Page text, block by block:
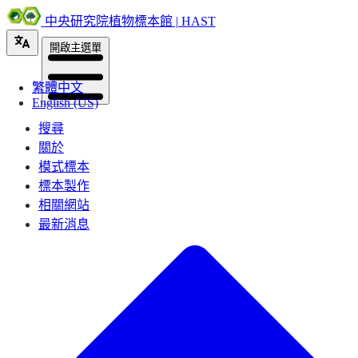
中央研究院植物標本館 | HAST
繁體中文
English (US)
開啟主選單
搜尋
關於
模式標本
標本製作
相關網站
最新消息